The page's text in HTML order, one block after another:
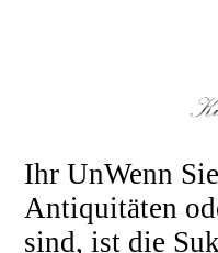
Ihr UnWenn
Antiquitäten
sind, ist die